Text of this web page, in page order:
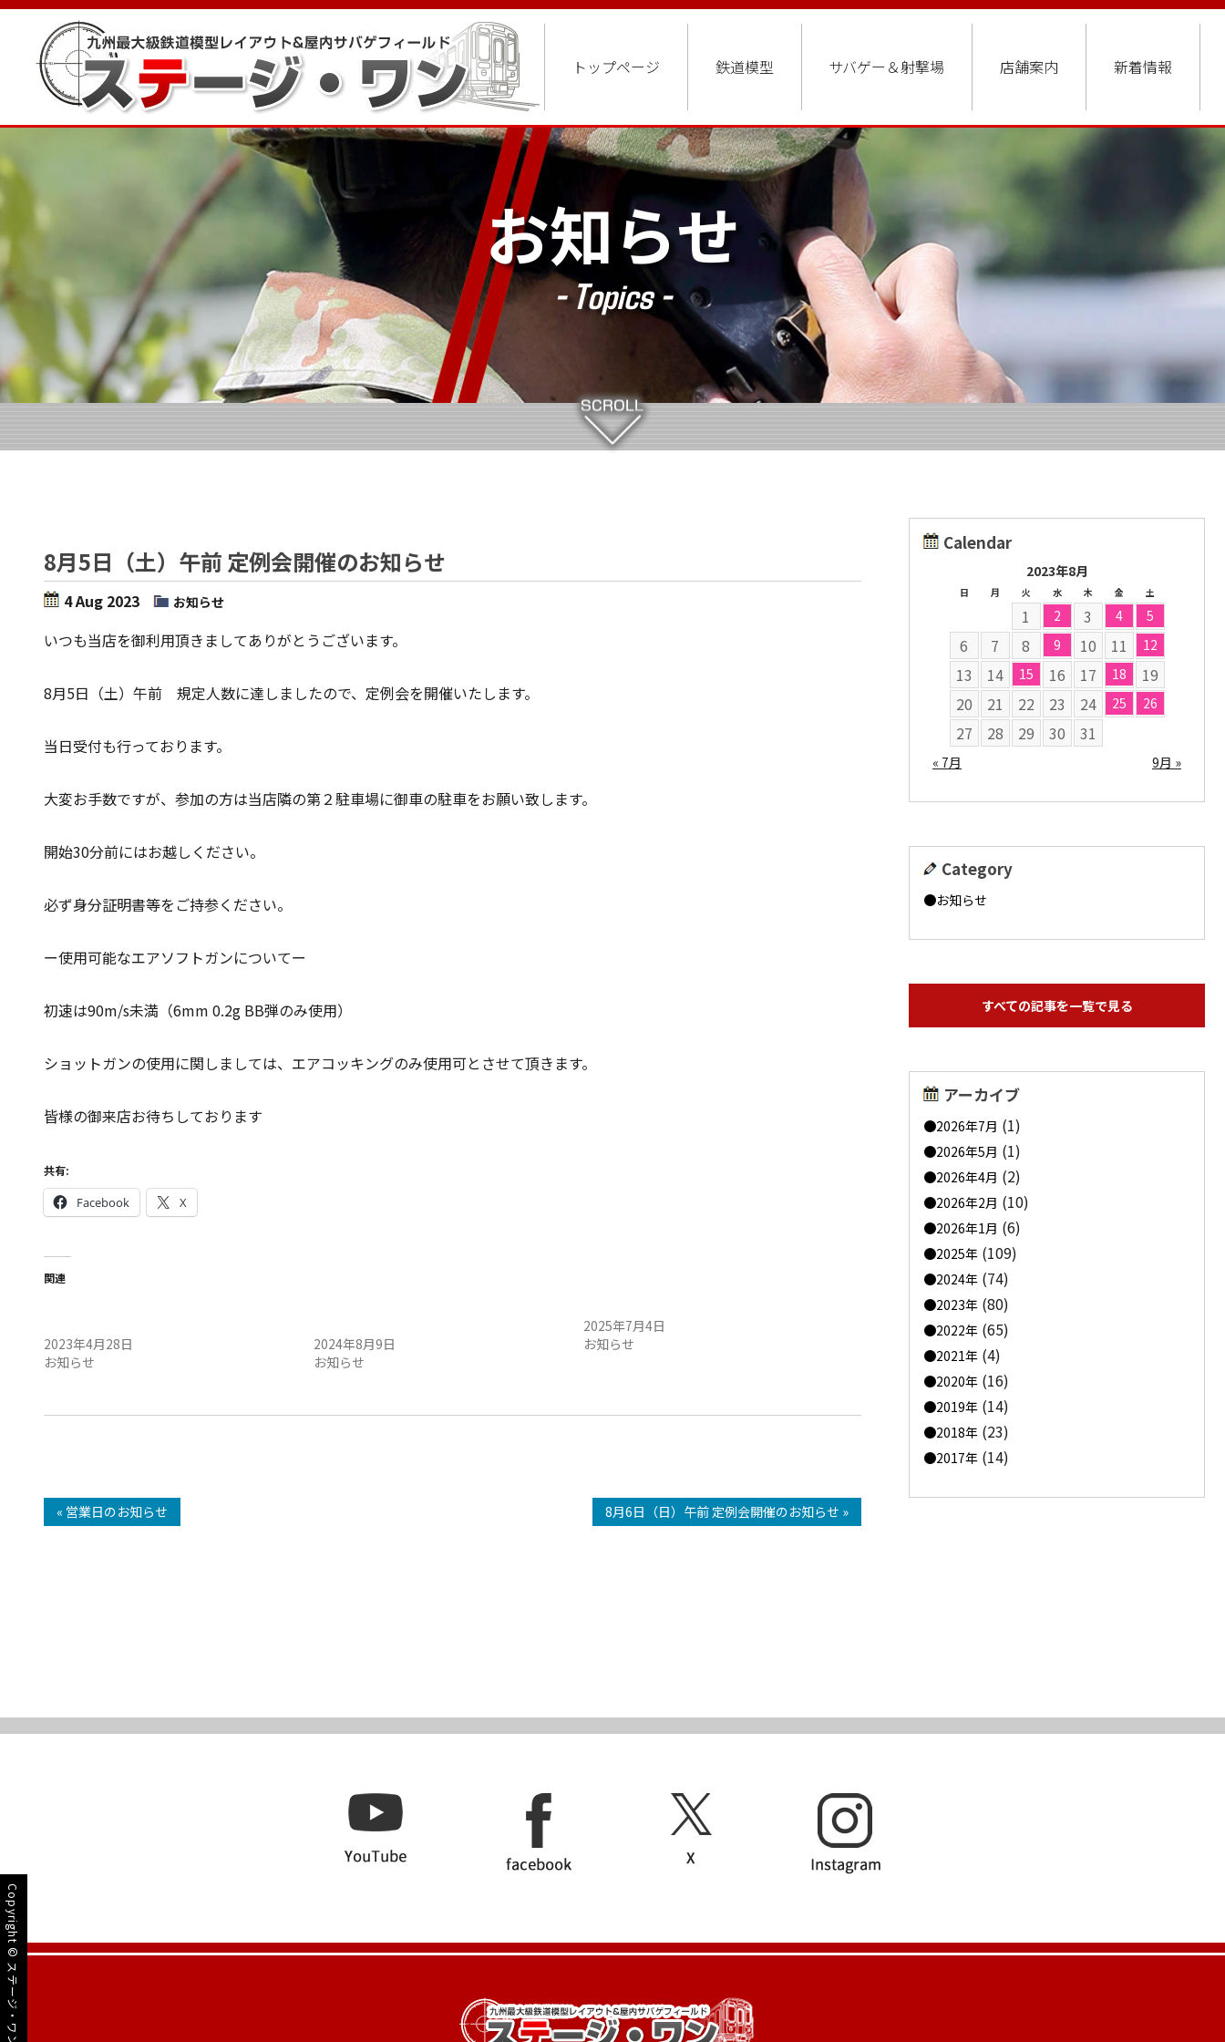
トップページ 鉄道模型 サバゲー＆射撃場 店舗案内 新着情報
お知らせ
- Topics -
8月5日（土）午前 定例会開催のお知らせ
4 Aug 2023 お知らせ
いつも当店を御利用頂きましてありがとうございます。
8月5日（土）午前 規定人数に達しましたので、定例会を開催いたします。
当日受付も行っております。
大変お手数ですが、参加の方は当店隣の第２駐車場に御車の駐車をお願い致します。
開始30分前にはお越しください。
必ず身分証明書等をご持参ください。
ー使用可能なエアソフトガンについてー
初速は90m/s未満（6mm 0.2g BB弾のみ使用）
ショットガンの使用に関しましては、エアコッキングのみ使用可とさせて頂きます。
皆様の御来店お待ちしております
共有:
Facebook X
関連
2023年4月28日
お知らせ
2024年8月9日
お知らせ
2025年7月4日
お知らせ
« 営業日のお知らせ 8月6日（日）午前 定例会開催のお知らせ »
Calendar
2023年8月
日 月 火 水 木 金 土
1 2 3 4 5
6 7 8 9 10 11 12
13 14 15 16 17 18
19
20
21 22 23 24 25 26
27 28 29 30 31
« 7月 9月 »
Category
お知らせ
すべての記事を一覧で見る
アーカイブ
2026年7月 (1)
2026年5月 (1)
2026年4月 (2)
2026年2月 (10)
2026年1月 (6)
2025年 (109)
2024年 (74)
2023年 (80)
2022年 (65)
2021年 (4)
2020年 (16)
2019年 (14)
2018年 (23)
2017年 (14)
Copyright ©
ステージ・ワン